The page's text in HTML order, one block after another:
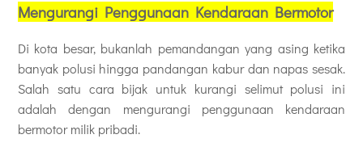
Mengurangi Penggunaan Kendaraan Bermotor
Di kota besar, bukanlah pemandangan yang asing ketika
banyak polusi hingga pandangan kabur dan napas sesak.
Salah satu cara bijak untuk kurangi selimut polusi ini
adalah dengan mengurangi penggunaan kendaraan
bermotor milik pribadi.